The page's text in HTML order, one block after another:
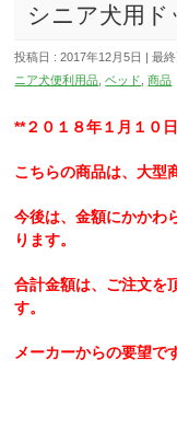
シニア犬用ド
投稿日 : 2017年12月5日 最
ニア犬便利用品 ,ベッド ,商品
**２０１８年１月１０
こちらの商品は、大型
今後は、金額にかかわ
ります。
合計金額は、ご注文を
す。
メーカーからの要望で